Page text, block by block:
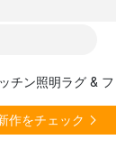
チン照明ラグ &
作をチェック